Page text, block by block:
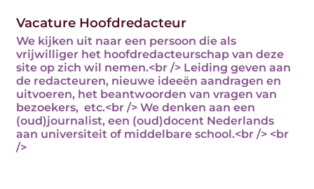
Vacature Hoofdredacteur
We kijken uit naar een persoon die als
vrijwilliger het hoofdredacteurschap van deze
site op zich wil nemen.<br /> Leiding geven aan
de redacteuren, nieuwe ideeën aandragen en
uitvoeren, het beantwoorden van vragen van
bezoekers, etc.<br /> We denken aan een
(oud)journalist, een (oud)docent Nederlands
aan universiteit of middelbare school.<br /> <br
/>